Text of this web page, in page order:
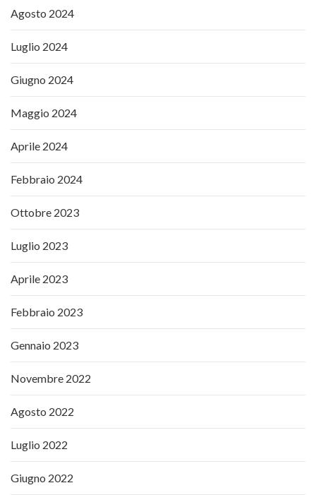
Agosto 2024
Luglio 2024
Giugno 2024
Maggio 2024
Aprile 2024
Febbraio 2024
Ottobre 2023
Luglio 2023
Aprile 2023
Febbraio 2023
Gennaio 2023
Novembre 2022
Agosto 2022
Luglio 2022
Giugno 2022